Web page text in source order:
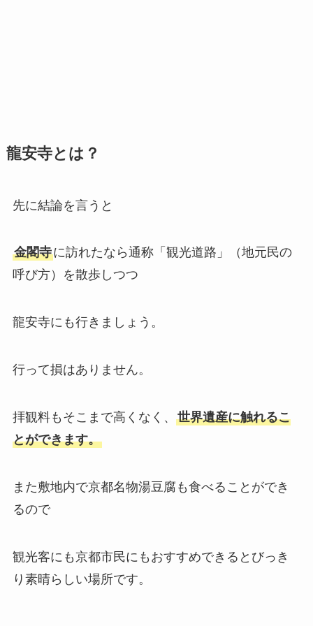
龍安寺とは？
先に結論を言うと
金閣寺に訪れたなら通称「観光道路」（地元民の
呼び方）を散歩しつつ
龍安寺にも行きましょう。
行って損はありません。
拝観料もそこまで高くなく、 世界遺産に触れるこ
とができます。
また敷地内で京都名物湯豆腐も食べることができ
るので
観光客にも京都市民にもおすすめできるとびっき
り素晴らしい場所です。